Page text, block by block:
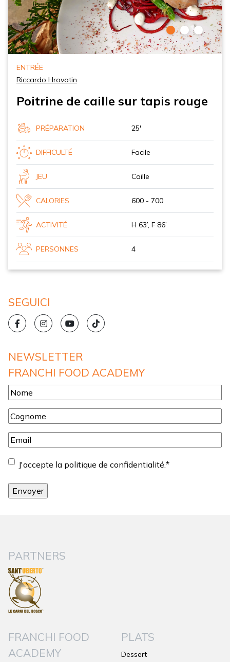
ENTRÉE
Riccardo Hrovatin
Poitrine de caille sur tapis rouge
PRÉPARATION 25'
DIFFICULTÉ Facile
JEU Caille
CALORIES 600 - 700
ACTIVITÉ H 63’, F 86’
PERSONNES 4
SEGUICI
NEWSLETTER
FRANCHI FOOD ACADEMY
Nome*
Cognome*
Email*
Consentement*
J'accepte la politique de confidentialité.*
PARTNERS
FRANCHI FOOD
ACADEMY
PLATS
Dessert